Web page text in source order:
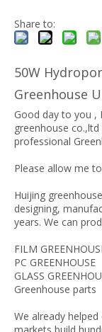
Share to:
50W
Greenhouse
Good day to you ,
greenhouse
professional
Please allow me
Huijing
designing,
years. We can
FILM
PC GREENHOUSE
GLASS
Greenhouse parts
We already